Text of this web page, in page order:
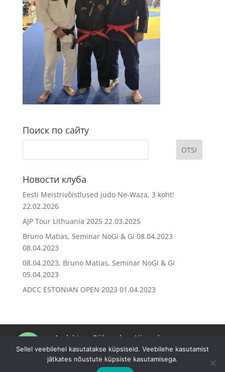
Поиск по сайту
Новости клуба
Eesti Meistrivõistlused judo Ne-Waza, 3 koht!
22.02.2026
AJP Tour Lithuania 2025 22.03.2025
Bruno Matias, Seminar NoGi & Gi 08.04.2023
08.04.2023
08.04.2023, Bruno Matias, Seminar NoGi & Gi
05.04.2023
ADCC ESTONIAN OPEN 2023 01.04.2023
Avaleht Rühmad
Hinnad
Registreerimine
Kontakt Uudised
Sellel veebilehel kasutatakse küpsiseid. Veebilehe kasutamist
jätkates nõustute küpsiste kasutamisega.
Online Messenger